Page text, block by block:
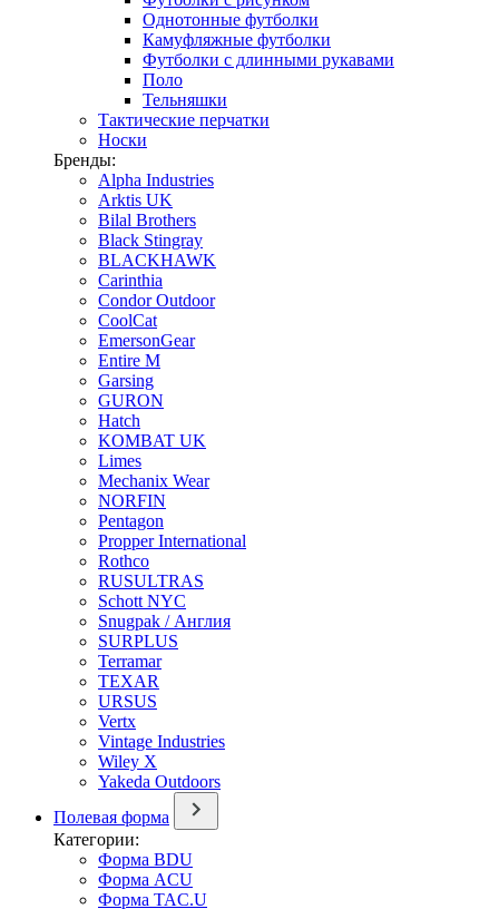
Однотонные футболки
Камуфляжные футболки
Футболки с длинными рукавами
Поло
Тельняшки
Тактические перчатки
Носки
Бренды:
Alpha Industries
Arktis UK
Bilal Brothers
Black Stingray
BLACKHAWK
Carinthia
Condor Outdoor
CoolCat
EmersonGear
Entire M
Garsing
GURON
Hatch
KOMBAT UK
Limes
Mechanix Wear
NORFIN
Pentagon
Propper International
Rothco
RUSULTRAS
Schott NYC
Snugpak / Англия
SURPLUS
Terramar
TEXAR
URSUS
Vertx
Vintage Industries
Wiley X
Yakeda Outdoors
Полевая форма
Категории:
Форма BDU
Форма ACU
Форма TAC.U